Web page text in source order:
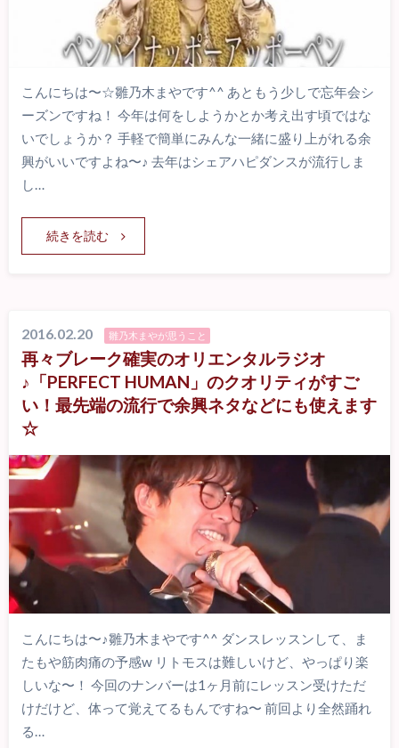
こんにちは〜☆雛乃木まやです^^ あともう少しで忘年会シ
ーズンですね！ 今年は何をしようかとか考え出す頃ではな
いでしょうか？ 手軽で簡単にみんな一緒に盛り上がれる余
興がいいですよね〜♪ 去年はシェアハピダンスが流行しま
し…
続きを読む
2016.02.20 雛乃木まやが思うこと
再々ブレーク確実のオリエンタルラジオ
♪「PERFECT HUMAN」のクオリティがすご
い！最先端の流行で余興ネタなどにも使えます
☆
こんにちは〜♪雛乃木まやです^^ ダンスレッスンして、ま
たもや筋肉痛の予感w リトモスは難しいけど、やっぱり楽
しいな〜！ 今回のナンバーは1ヶ月前にレッスン受けただ
けだけど、体って覚えてるもんですね〜 前回より全然踊れ
る…